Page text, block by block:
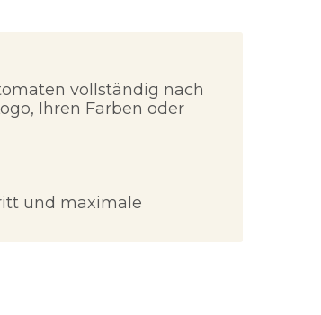
vollständig nach
Ihren Farben oder
und maximale